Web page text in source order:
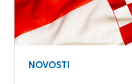
NOVOSTI